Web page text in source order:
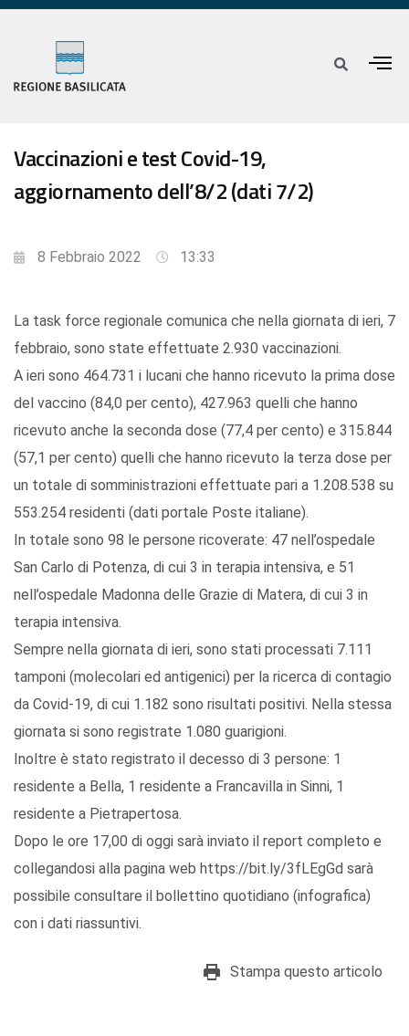
Vaccinazioni e test Covid-19,
aggiornamento dell’8/2 (dati 7/2)
8 Febbraio 2022 13:33
La task force regionale comunica che nella giornata di ieri, 7
febbraio, sono state effettuate 2.930 vaccinazioni.
A ieri sono 464.731 i lucani che hanno ricevuto la prima dose
del vaccino (84,0 per cento), 427.963 quelli che hanno
ricevuto anche la seconda dose (77,4 per cento) e 315.844
(57,1 per cento) quelli che hanno ricevuto la terza dose per
un totale di somministrazioni effettuate pari a 1.208.538 su
553.254 residenti (dati portale Poste italiane).
In totale sono 98 le persone ricoverate: 47 nell’ospedale
San Carlo di Potenza, di cui 3 in terapia intensiva, e 51
nell’ospedale Madonna delle Grazie di Matera, di cui 3 in
terapia intensiva.
Sempre nella giornata di ieri, sono stati processati 7.111
tamponi (molecolari ed antigenici) per la ricerca di contagio
da Covid-19, di cui 1.182 sono risultati positivi. Nella stessa
giornata si sono registrate 1.080 guarigioni.
Inoltre è stato registrato il decesso di 3 persone: 1
residente a Bella, 1 residente a Francavilla in Sinni, 1
residente a Pietrapertosa.
Dopo le ore 17,00 di oggi sarà inviato il report completo e
collegandosi alla pagina web https://bit.ly/3fLEgGd sarà
possibile consultare il bollettino quotidiano (infografica)
con i dati riassuntivi.
Stampa questo articolo